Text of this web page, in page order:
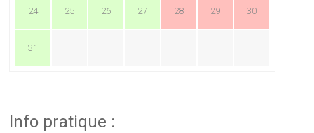
24 25 26 27 28 29 30
31
Info pratique :